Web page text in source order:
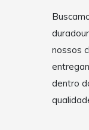
nossos
dentro